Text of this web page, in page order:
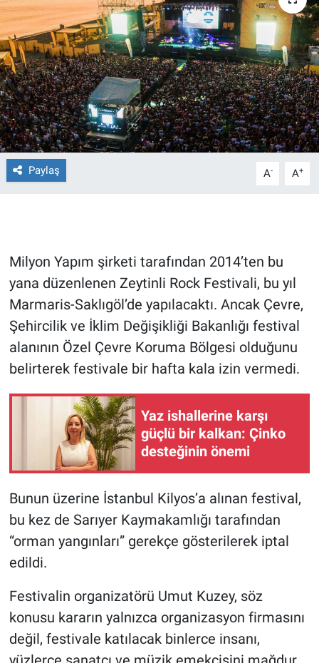
Paylaş A- A+
Milyon Yapım şirketi tarafından 2014’ten bu
yana düzenlenen Zeytinli Rock Festivali, bu yıl
Marmaris-Saklıgöl’de yapılacaktı. Ancak Çevre,
Şehircilik ve İklim Değişikliği Bakanlığı festival
alanının Özel Çevre Koruma Bölgesi olduğunu
belirterek festivale bir hafta kala izin vermedi.
Yaz ishallerine karşı
güçlü bir kalkan: Çinko
desteğinin önemi
Bunun üzerine İstanbul Kilyos’a alınan festival,
bu kez de Sarıyer Kaymakamlığı tarafından
“orman yangınları” gerekçe gösterilerek iptal
edildi.
Festivalin organizatörü Umut Kuzey, söz
konusu kararın yalnızca organizasyon firmasını
değil, festivale katılacak binlerce insanı,
Eğlence
Ekonomi
Forum
Gerçeğin İzinde
Gün Başlıyor
Gündem Özel
Günün görüntüsü
Haber
Kimdir
Koronavirüs
Kültür Sanat
Ne demişti
Nedir
Popüler
Programlar